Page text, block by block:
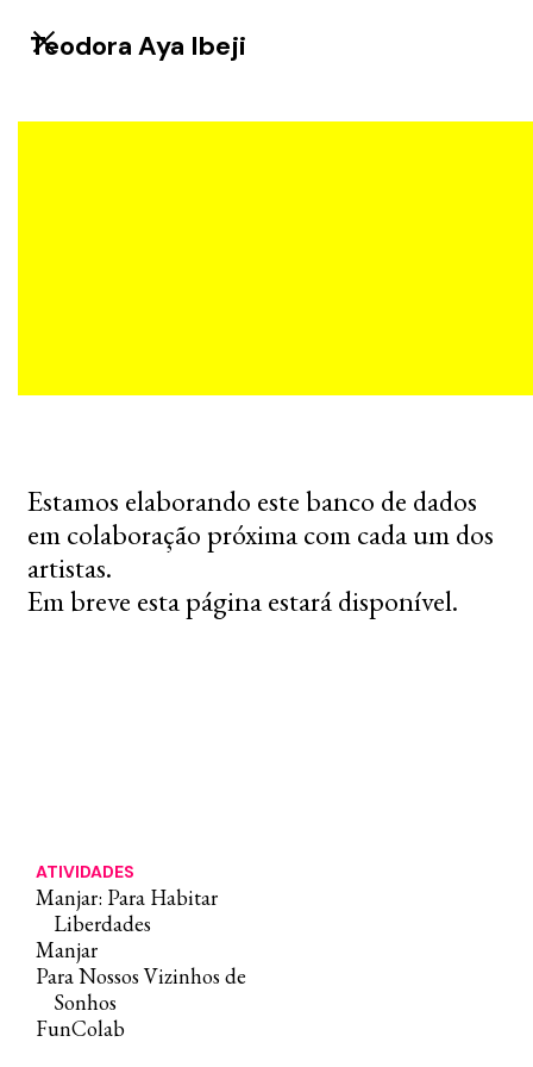
Teodora Aya Ibeji
ATIVIDADES
Manjar: Para Habitar
Liberdades
Manjar
Para Nossos Vizinhos de
Sonhos
FunColab
Estamos elaborando este banco de dados
em colaboração próxima com cada um dos
artistas.
Em breve esta página estará disponível.